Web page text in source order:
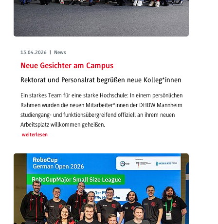
13.04.2026 | News
Neue Gesichter am Campus
Rektorat und Personalrat begrüßen neue Kolleg*innen
Ein starkes Team für eine starke Hochschule: In einem persönlichen
Rahmen wurden die neuen Mitarbeiter*innen der DHBW Mannheim
studiengang- und funktionsübergreifend offiziell an ihrem neuen
Arbeitsplatz willkommen geheißen.
weiterlesen